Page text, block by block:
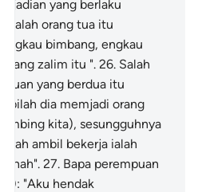
yang berlaku
orang tua itu
engkau bimbang, engkau
yang zalim itu ". 26. Salah
yang berdua itu
dia memjadi orang
kita), sesungguhnya
ayah ambil bekerja ialah
27. Bapa perempuan
"Aku hendak